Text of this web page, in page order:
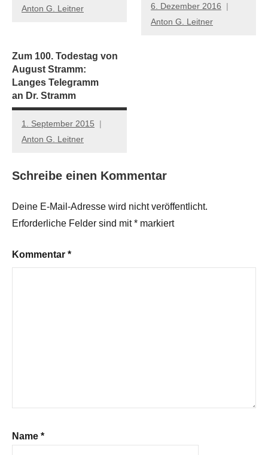
Anton G. Leitner
6. Dezember 2016
Anton G. Leitner
Zum 100. Todestag von
August Stramm:
Langes Telegramm
an Dr. Stramm
1. September 2015
Anton G. Leitner
Schreibe einen Kommentar
Deine E-Mail-Adresse wird nicht veröffentlicht.
Erforderliche Felder sind mit* markiert
Kommentar *
Name *